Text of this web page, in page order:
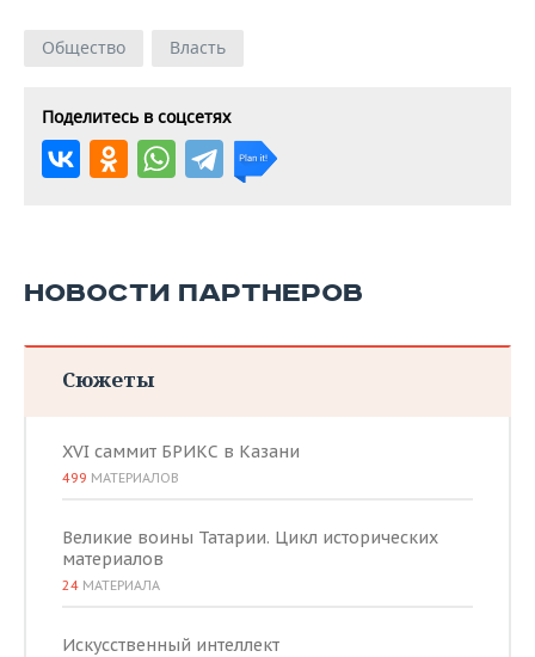
Общество Власть
Поделитесь в соцсетях
НОВОСТИ ПАРТНЕРОВ
Сюжеты
XVI саммит БРИКС в Казани
499 МАТЕРИАЛОВ
Великие воины Татарии. Цикл исторических
материалов
24 МАТЕРИАЛА
Искусственный интеллект